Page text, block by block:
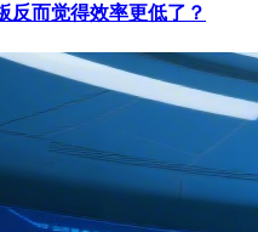
反而觉得效率更低了？